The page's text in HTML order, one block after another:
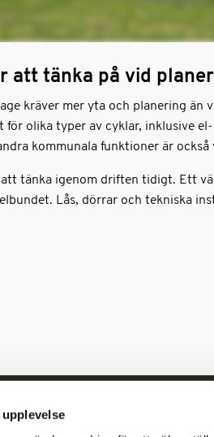
att tänka på vid
kräver mer yta och planering än
för olika typer av cyklar, inklusive
kommunala funktioner är också
tänka igenom driften tidigt. Ett
Lås, dörrar och tekniska